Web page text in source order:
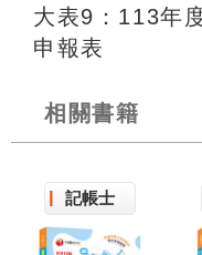
大表9：113年
申報表
相關書籍
記帳士